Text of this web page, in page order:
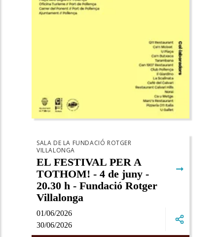
01/06/2026
30/06/2026
SALA DE LA FUNDACIÓ ROTGER
VILLALONGA
EL FESTIVAL PER A
TOTHOM! - 4 de juny -
20.30 h - Fundació Rotger
Villalonga
➞